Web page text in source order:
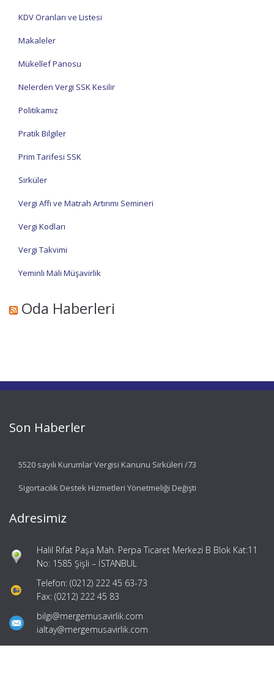
KDV Oranları ve Listesi
Makaleler
Mükellef Panosu
Nelerden Vergi SSK Kesilir
Politikamız
Pratik Bilgiler
Prim Tarifesi SSK
Sirküler
Vergi Affı ve Matrah Artırımı Semineri
Vergi Kodları
Vergi Takvimi
Yeminli Mali Müşavirlik
Oda Haberleri
Son Haberler
5520 sayılı Kurumlar Vergisi Kanunu Sirküleri /73
Sigortacılık Destek Hizmetleri Yönetmeliği Değişti
Adresimiz
Halil Rıfat Paşa Mah. Perpa Ticaret Merkezi B Blok Kat:11
No: 1585 Şişli – İSTANBUL
Telefon: (0212) 222 45 63-73
Fax: (0212) 222 45 83
bilgi@mergemusavirlik.com
ialtay@mergemusavirlik.com